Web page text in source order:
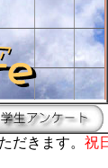
だきます。 祝